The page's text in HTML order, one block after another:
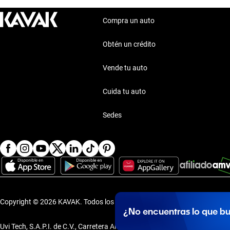
¿No encuentras lo que
Buick 2020 Punto Valle
Compra un auto
Obtén un crédito
Vende tu auto
Cuida tu auto
Sedes
Copyright © 2026 KAVAK. Todos los derechos reservados.
Uvi Tech, S.A.P.I. de C.V., Carretera Amomolulco - Capulhuac, No. 1 Col.